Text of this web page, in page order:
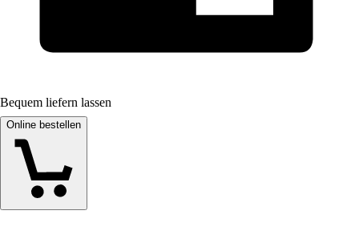
Bequem liefern lassen
Online bestellen